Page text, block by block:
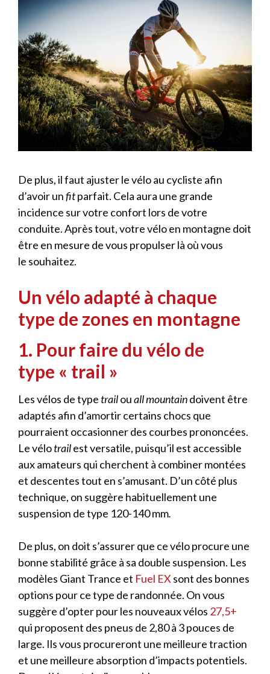
De plus, il faut ajuster le vélo au cycliste afin
d’avoir unfitparfait. Cela aura une grande
incidence sur votre confort lors de votre
conduite. Après tout, votre vélo en montagne doit
être en mesure de vous propulser là où vous
le souhaitez.
Un vélo adapté à chaque
type de zones en montagne
1. Pour faire du vélo de
type « trail »
Les vélos de type trailouall mountaindoivent être
adaptés afin d’amortir certains chocs que
pourraient occasionner des courbes prononcées.
Le vélotrailest versatile, puisqu’il est accessible
aux amateurs qui cherchent à combiner montées
et descentes tout en s’amusant. D’un côté plus
technique, on suggère habituellement une
suspension de type 120-140 mm.
De plus, on doit s’assurer que ce vélo procure une
bonne stabilité grâce à sa double suspension. Les
modèles Giant Trance et Fuel EX sont des bonnes
options pour ce type de randonnée. On vous
suggère d’opter pour les nouveaux vélos 27,5+
qui proposent des pneus de 2,80 à 3 pouces de
large. Ils vous procureront une meilleure traction
et une meilleure absorption d’impacts potentiels.